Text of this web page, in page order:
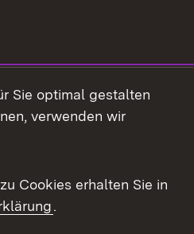
Sie optimal gestalten
verwenden wir
Cookies erhalten Sie in
.